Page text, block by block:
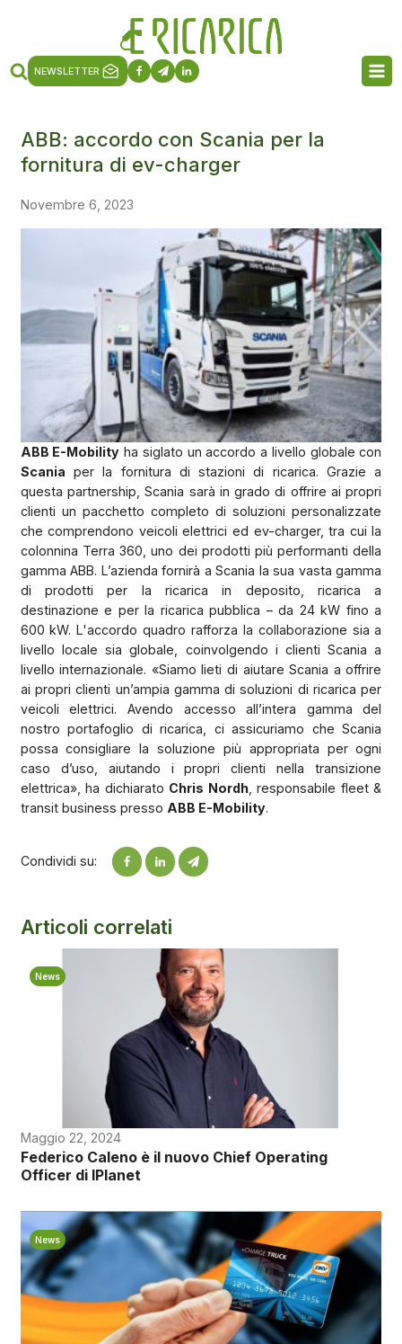
NEWSLETTER
ABB: accordo con Scania per la
fornitura di ev-charger
Novembre 6, 2023
ABB E-Mobility ha siglato un accordo a livello globale con
Scania per la fornitura di stazioni di ricarica. Grazie a
questa partnership, Scania sarà in grado di offrire ai propri
clienti un pacchetto completo di soluzioni personalizzate
che comprendono veicoli elettrici ed ev-charger, tra cui la
colonnina Terra 360, uno dei prodotti più performanti della
gamma ABB. L’azienda fornirà a Scania la sua vasta gamma
di prodotti per la ricarica in deposito, ricarica a
destinazione e per la ricarica pubblica – da 24 kW fino a
600 kW. L'accordo quadro rafforza la collaborazione sia a
livello locale sia globale, coinvolgendo i clienti Scania a
livello internazionale. «Siamo lieti di aiutare Scania a offrire
ai propri clienti un’ampia gamma di soluzioni di ricarica per
veicoli elettrici. Avendo accesso all’intera gamma del
nostro portafoglio di ricarica, ci assicuriamo che Scania
possa consigliare la soluzione più appropriata per ogni
caso d’uso, aiutando i propri clienti nella transizione
elettrica», ha dichiarato Chris Nordh, responsabile fleet &
transit business presso ABB E-Mobility.
Condividi su:
Articoli correlati
News
Maggio 22, 2024
Federico Caleno è il nuovo Chief Operating
Officer di IPlanet
News